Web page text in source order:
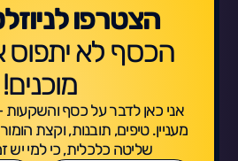
הצטרפו
הכסף לא
מוכנים!
אני כאן לדבר על כסף והשקעות
מעניין. טיפים, תובנות, וקצת
שליטה כלכלית, כי למי יש